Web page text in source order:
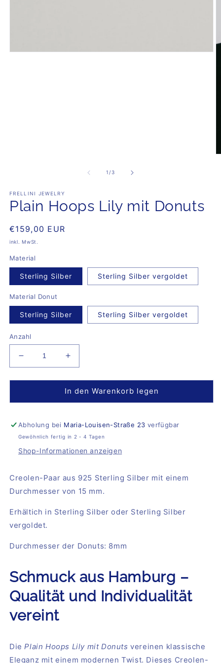
1 /von
3
FRELLINI JEWELRY
Plain Hoops Lily mit Donuts
Normaler
Preis
€159,00 EUR
inkl. MwSt.
Material
Sterling Silber Sterling Silber vergoldet
Material Donut
Sterling Silber Sterling Silber vergoldet
Anzahl
Verringere
die
Menge
Plain
Lily
mit
Erhöhe
die
Menge
für
Plain
Lily
mit
In den Warenkorb legen
Abholung bei Maria-Louisen-Straße 23 verfügbar
Gewöhnlich fertig in 2 - 4 Tagen
Shop-Informationen anzeigen
Creolen-Paar aus 925 Sterling Silber mit einem
Durchmesser von 15 mm.
Erhältich in Sterling Silber oder Sterling Silber
vergoldet.
Durchmesser der Donuts: 8mm
Schmuck aus Hamburg –
Qualität und Individualität
vereint
DiePlain Hoops Lily mit Donuts vereinen klassische
Eleganz mit einem modernen Twist. Dieses Creolen-